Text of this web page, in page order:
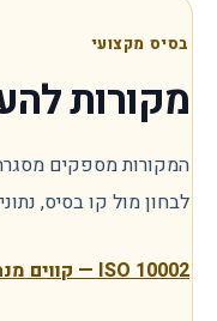
בסיס מקצועי
מקורות
המקורות מספקים
לבחון מול קו בסיס,
ISO 10002 — קווים מנחים לטיפול בתלונות בארגונים